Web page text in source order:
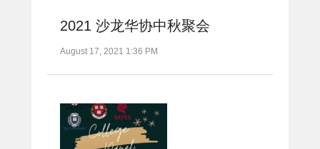
2021 沙龙华协中秋聚会
August 17, 2021 1:36 PM